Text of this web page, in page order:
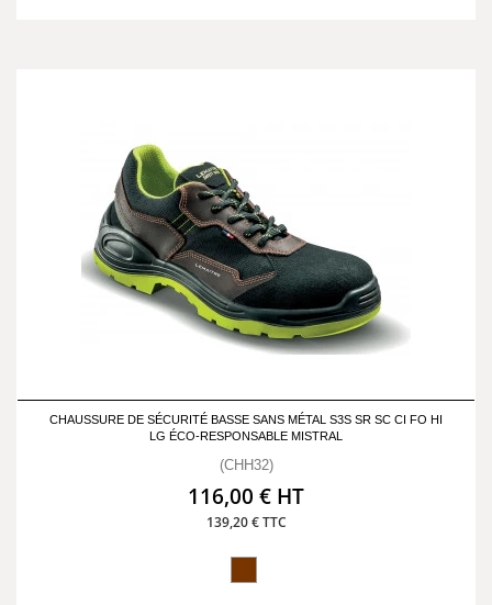
CHAUSSURE DE SÉCURITÉ BASSE SANS MÉTAL S3S SR SC CI FO HI
LG ÉCO-RESPONSABLE MISTRAL
(CHH32)
116,00 € HT
139,20 € TTC